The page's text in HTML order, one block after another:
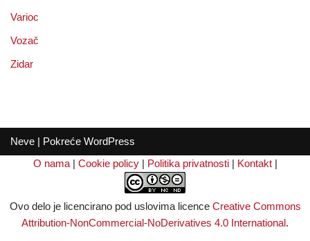
Varioc
Vozač
Zidar
Neve | Pokreće WordPress
O nama | Cookie policy | Politika privatnosti | Kontakt |
Ovo delo je licencirano pod uslovima licence Creative Commons
Attribution-NonCommercial-NoDerivatives 4.0 International.